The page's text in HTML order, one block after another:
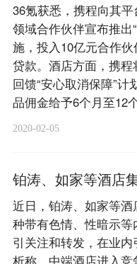
36氪获悉，携程向其
领域合作伙伴宣布推出
施，投入10亿元合作
贷款。酒店方面，携
回馈“安心取消保障”
品佣金给予6个月至12
2020-02-05
铂涛、如家等酒店
近日，铂涛、如家等
种带有色情、性暗示
引关注和转发，在业
析称，中端酒店进入